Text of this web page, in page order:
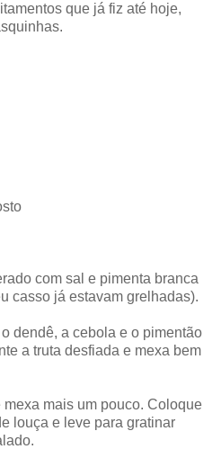
que já fiz até hoje,
com sal e pimenta branca
casso já estavam grelhadas).
dendê, a cebola e o pimentão
a truta desfiada e mexa bem
mais um pouco. Coloque
louça e leve para gratinar